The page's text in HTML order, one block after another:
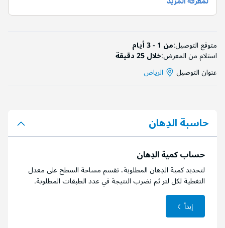
متوقع التوصيل:من 1 - 3 أيام
استلام من المعرض:خلال 25 دقيقة
عنوان التوصيل
الرياض
حاسبة الدِهان
حساب كمية الدِهان
لتحديد كمية الدِهان المطلوبة، نقسم مساحة السطح على معدل
التغطية لكل لتر ثم نضرب النتيجة في عدد الطبقات المطلوبة.
إبدأ